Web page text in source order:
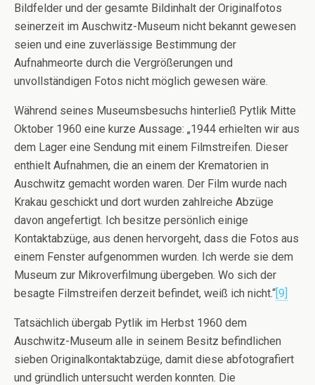
Bildfelder und der gesamte Bildinhalt der Originalfotos
seinerzeit im Auschwitz-Museum nicht bekannt gewesen
seien und eine zuverlässige Bestimmung der
Aufnahmeorte durch die Vergrößerungen und
unvollständigen Fotos nicht möglich gewesen wäre.
Während seines Museumsbesuchs hinterließ Pytlik Mitte
Oktober 1960 eine kurze Aussage: „1944 erhielten wir aus
dem Lager eine Sendung mit einem Filmstreifen. Dieser
enthielt Aufnahmen, die an einem der Krematorien in
Auschwitz gemacht worden waren. Der Film wurde nach
Krakau geschickt und dort wurden zahlreiche Abzüge
davon angefertigt. Ich besitze persönlich einige
Kontaktabzüge, aus denen hervorgeht, dass die Fotos aus
einem Fenster aufgenommen wurden. Ich werde sie dem
Museum zur Mikroverfilmung übergeben. Wo sich der
besagte Filmstreifen derzeit befindet, weiß ich nicht.“[9]
Tatsächlich übergab Pytlik im Herbst 1960 dem
Auschwitz-Museum alle in seinem Besitz befindlichen
sieben Originalkontaktabzüge, damit diese abfotografiert
und gründlich untersucht werden konnten. Die